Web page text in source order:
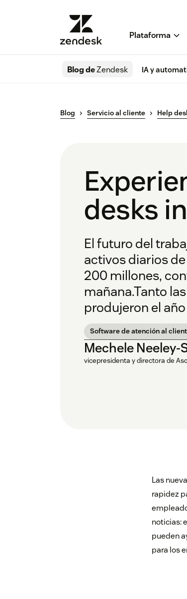
Plataforma
Blog deZendesk IA y
Blog Servicio al cliente Help
desks
El futuro del
activos diarios
200 millones,
mañana.Tanto
produjeron el
Software de atención al
Mechele Neeley-
vicepresidenta y directora de
Las
rapidez
noticias:
pueden
para los